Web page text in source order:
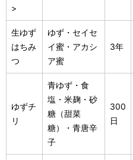
>
生ゆず
はちみ
つ
ゆず・セイセ
イ蜜・アカシ
ア蜜
3年
ゆずチ
リ
青ゆず・食
塩・米麹・砂
糖（甜菜
糖）・青唐辛
子
300
日